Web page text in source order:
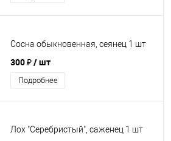
Сосна обыкновенная, сеянец 1 шт
300 ₽/ шт
Подробнее
Лох "Серебристый", саженец 1 шт